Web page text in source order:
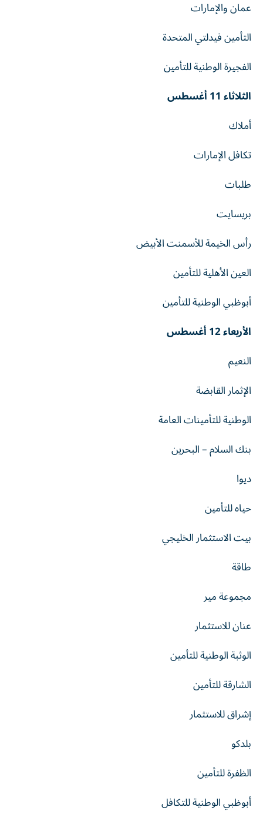
عمان والإمارات
التأمين فيدلتي المتحدة
الفجيرة الوطنية للتأمين
الثلاثاء 11 أغسطس
أملاك
تكافل الإمارات
طلبات
بريسايت
رأس الخيمة للأسمنت الأبيض
العين الأهلية للتأمين
أبوظبي الوطنية للتأمين
الأربعاء 12 أغسطس
النعيم
الإثمار القابضة
الوطنية للتأمينات العامة
بنك السلام – البحرين
ديوا
حياه للتأمين
بيت الاستثمار الخليجي
طاقة
مجموعة مير
عنان للاستثمار
الوثبة الوطنية للتأمين
الشارقة للتأمين
إشراق للاستثمار
بلدكو
الظفرة للتأمين
أبوظبي الوطنية للتكافل